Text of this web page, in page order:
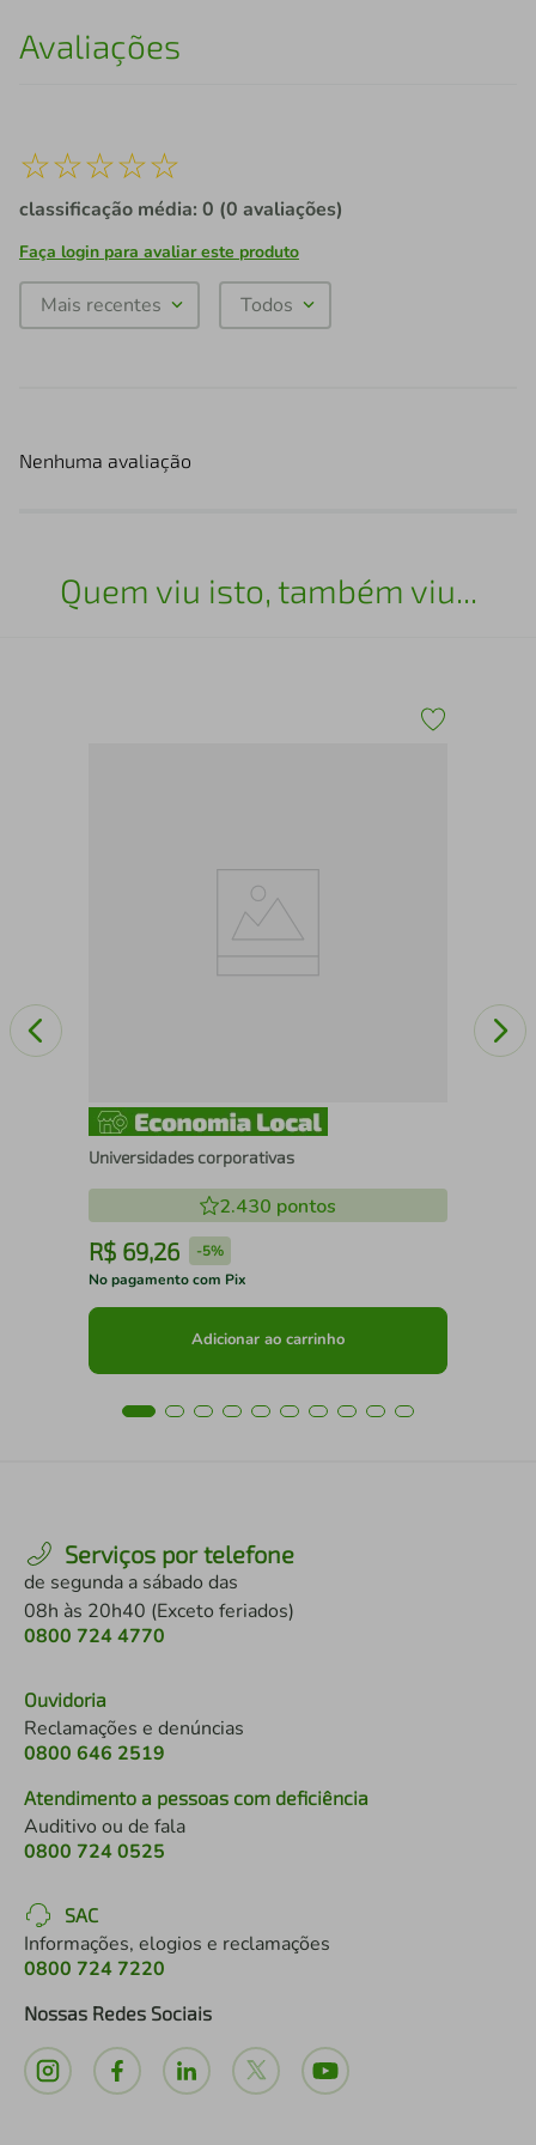
Avaliações
☆☆☆☆☆
classificação média: 0 (0 avaliações)
Faça login para avaliar este produto
Mais recentes Todos
Nenhuma avaliação
Quem viu isto, também viu...
Universidades corporativas
2.430 pontos
R$ 69,26 -5%
No pagamento com Pix
Adicionar ao carrinho
Serviços por telefone
de segunda a sábado das
08h às 20h40 (Exceto feriados)
0800 724 4770
Ouvidoria
Reclamações e denúncias
0800 646 2519
Atendimento a pessoas com deficiência
Auditivo ou de fala
0800 724 0525
SAC
Informações, elogios e reclamações
0800 724 7220
Nossas Redes Sociais